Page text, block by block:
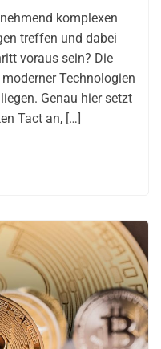
komplexen
treffen und dabei
voraus sein? Die
Technologien
Genau hier setzt
Tact an, […]